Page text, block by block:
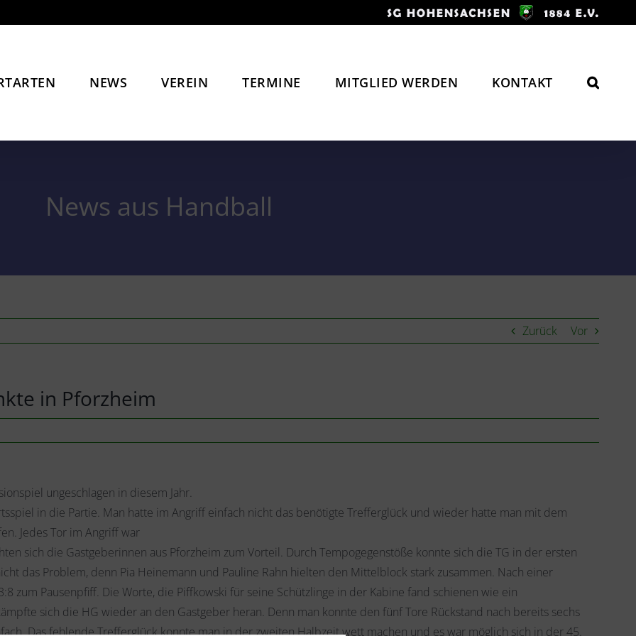
NEWS VEREIN TERMINE MITGLIED WERDEN KONTAKT
News aus Handball
Zurück Vor
in Pforzheim
ungeschlagen in diesem Jahr.
in die Partie. Man hatte im Angriff einfach nicht das benötigte Trefferglück und wieder hatte man mit dem
Jedes Tor im Angriff war
sich die Gastgeberinnen aus Pforzheim zum Vorteil. Durch Tempogegenstöße konnte sich die TG in der ersten
das Problem, denn Pia Heinemann und Pauline Rahn hielten den Mittelblock stark zusammen. Nach einer
zum Pausenpfiff. Die Worte, die Piffkowski für seine Schützlinge in der Kabine fand schienen wie ein
sich die HG wieder an den Gastgeber heran. Denn man konnte den fünf Tore Rückstand nach bereits sechs
Das fehlende Trefferglück konnte man in der zweiten Halbzeit wett machen und es war möglich sich in der 45.